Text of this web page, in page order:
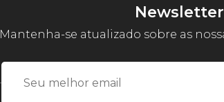
Newsletter
Mantenha-se atualizado sobre as